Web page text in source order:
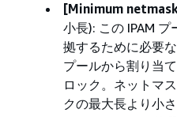
[Minimum
小長): この IPAM
拠するために必要
プールから割り当
ロック。ネットマ
クの最大長より小